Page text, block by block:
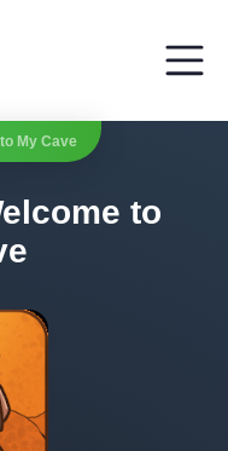
My Cave
to